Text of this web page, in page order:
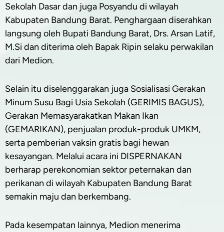
Sekolah Dasar dan juga Posyandu di wilayah
Kabupaten Bandung Barat. Penghargaan diserahkan
langsung oleh Bupati Bandung Barat, Drs. Arsan Latif,
M.Si dan diterima oleh Bapak Ripin selaku perwakilan
dari Medion.
Selain itu diselenggarakan juga Sosialisasi Gerakan
Minum Susu Bagi Usia Sekolah (GERIMIS BAGUS),
Gerakan Memasyarakatkan Makan Ikan
(GEMARIKAN), penjualan produk-produk UMKM,
serta pemberian vaksin gratis bagi hewan
kesayangan. Melalui acara ini DISPERNAKAN
berharap perekonomian sektor peternakan dan
perikanan di wilayah Kabupaten Bandung Barat
semakin maju dan berkembang.
Pada kesempatan lainnya, Medion menerima